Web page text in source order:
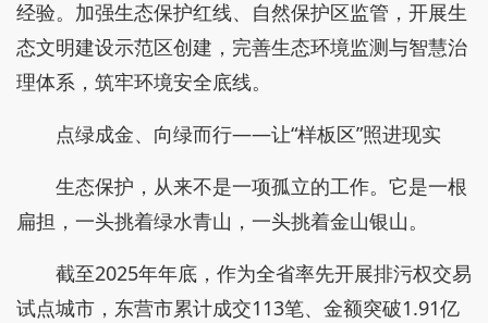
经验。加强生态保护红线、自然保护区监管，开展生
态文明建设示范区创建，完善生态环境监测与智慧治
理体系，筑牢环境安全底线。
点绿成金、向绿而行——让“样板区”照进现实
生态保护，从来不是一项孤立的工作。它是一根
扁担，一头挑着绿水青山，一头挑着金山银山。
截至2025年年底，作为全省率先开展排污权交易
试点城市，东营市累计成交113笔、金额突破1.91亿